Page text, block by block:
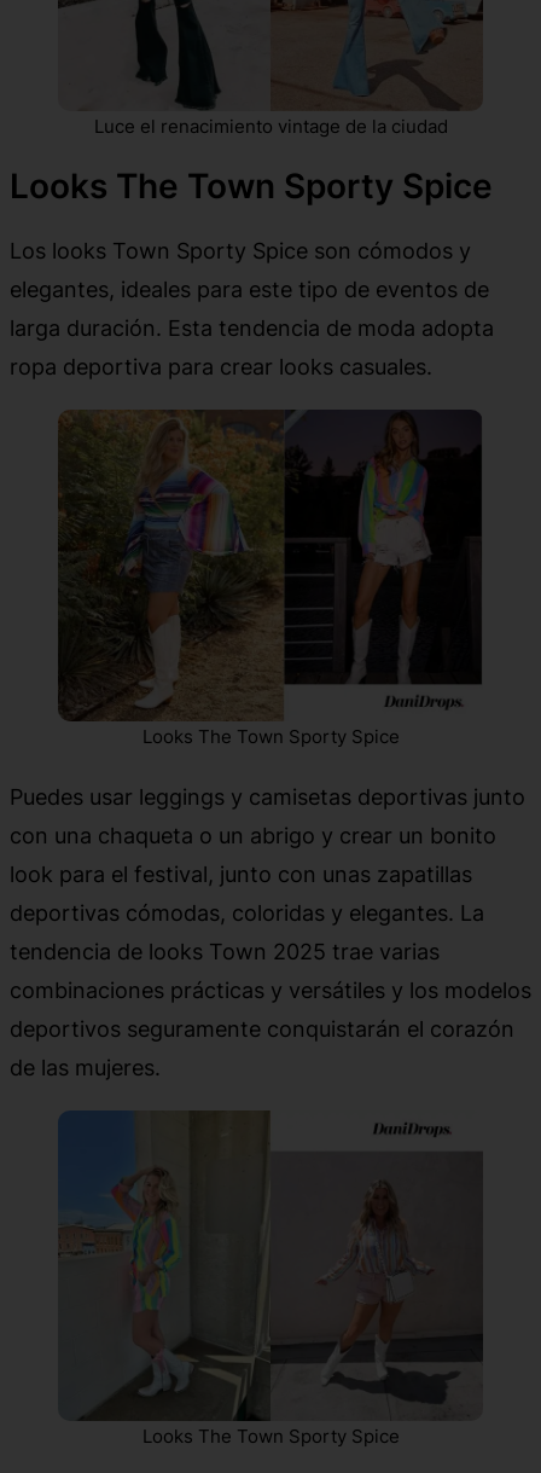
Luce el renacimiento vintage de la ciudad
Looks The Town Sporty Spice
Los looks Town Sporty Spice son cómodos y
elegantes, ideales para este tipo de eventos de
larga duración. Esta tendencia de moda adopta
ropa deportiva para crear looks casuales.
Looks The Town Sporty Spice
Puedes usar leggings y camisetas deportivas junto
con una chaqueta o un abrigo y crear un bonito
look para el festival, junto con unas zapatillas
deportivas cómodas, coloridas y elegantes. La
tendencia de looks Town 2025 trae varias
combinaciones prácticas y versátiles y los modelos
deportivos seguramente conquistarán el corazón
de las mujeres.
Looks The Town Sporty Spice